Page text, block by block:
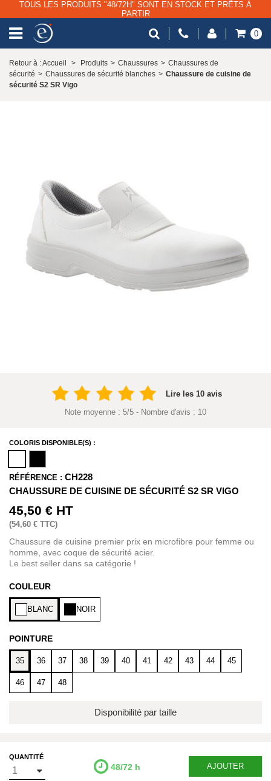
TOUS LES PRODUITS "48/72H" SONT EN STOCK ET PRÊTS À
PARTIR
0
Retour à : Accueil > Produits > Chaussures > Chaussures de
sécurité > Chaussures de sécurité blanches > Chaussure de cuisine de
sécurité S2 SR Vigo
Lire les 10 avis
Note moyenne : 5/5 - Nombre d'avis : 10
COLORIS DISPONIBLE(S) :
RÉFÉRENCE : CH228
CHAUSSURE DE CUISINE DE SÉCURITÉ S2 SR VIGO
45,50 € HT
(54,60 € TTC)
Chaussure de cuisine premier prix en microfibre pour femme ou
homme, avec coque de sécurité acier.
Le best seller dans sa catégorie !
COULEUR
BLANC NOIR
POINTURE
35 36 37 38 39 40 41 42 43 44 45
46 47 48
Disponibilité par taille
QUANTITÉ
48/72 h AJOUTER